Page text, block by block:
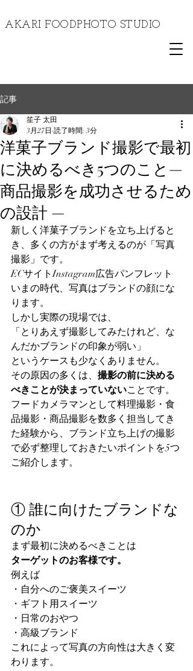
​AKARI FOODPHOTO STUDIO
記事
洋菓子ブランド撮影で最初
に決めるべき5つのこと—
商品撮影を成功させるため
の設計 —
笙子 太田
3月27日 読了時間: 3分
新しく洋菓子ブランドを立ち上げると
き、多くの方がまず考えるのが「写真
撮影」です。
ECサイトInstagram広告パンフレット
いまの時代、写真はブランドの顔にな
ります。
しかし実際の現場では、
「とりあえず撮影してみたけれど、な
んだかブランドの印象が弱い」
というケースも少なくありません。
その原因の多くは、 撮影の前に決める
べきことが決まっていないことです。
フードカメラマンとして料理撮影・食
品撮影・商品撮影を数多く担当してき
た経験から、ブランド立ち上げの撮影
で必ず整理しておきたいポイントを5つ
ご紹介します。
① 誰に向けたブランドな
のか
まず最初に決めるべきことは
ターゲットのお客様です。
例えば
・自分へのご褒美スイーツ
・ギフト用スイーツ
・日常のおやつ
・高級ブランド
これによって写真の方向性は大きく変
わります。